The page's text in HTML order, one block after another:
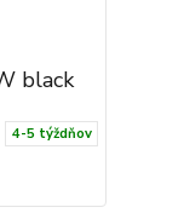
black
4-5 týždňov